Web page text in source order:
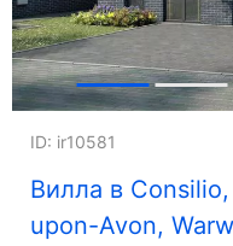
Вилла в
upon-Avon,
ID: ir10581